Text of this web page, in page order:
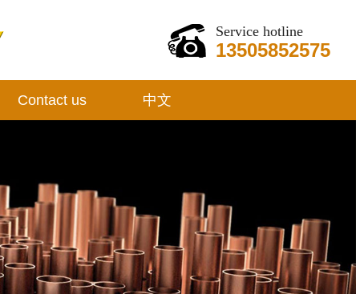
Service hotline
13505852575
Contact us 中文